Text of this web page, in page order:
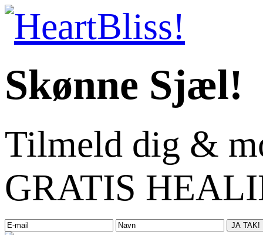
Skønne Sjæl!
Tilmeld dig &
GRATIS